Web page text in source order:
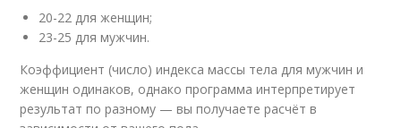
20-22 для женщин;
23-25 для мужчин.
Коэффициент (число) индекса массы тела для мужчин и
женщин одинаков, однако программа интерпретирует
результат по разному — вы получаете расчёт в